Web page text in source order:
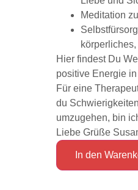
Meditation
Hier findest Du
positive Energie
Für eine
du
umzugehen, bin
Liebe Grüße
In den